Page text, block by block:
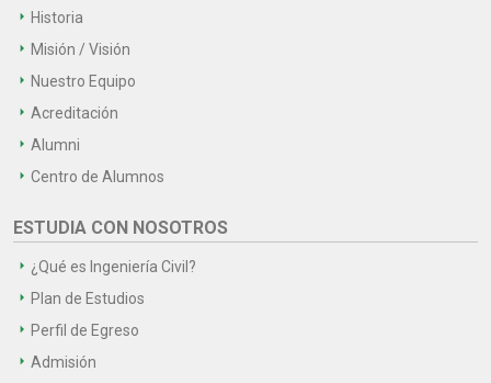
Historia
Misión / Visión
Nuestro Equipo
Acreditación
Alumni
Centro de Alumnos
ESTUDIA CON NOSOTROS
¿Qué es Ingeniería Civil?
Plan de Estudios
Perfil de Egreso
Admisión